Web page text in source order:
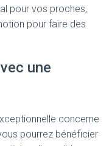
pour vos proches,
pour faire des
une
concerne
pourrez bénéficier